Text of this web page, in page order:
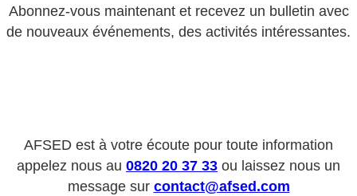
Abonnez-vous maintenant et recevez un bulletin avec
de nouveaux événements, des activités intéressantes.
AFSED est à votre écoute pour toute information
appelez nous au 0820 20 37 33 ou laissez nous un
message sur contact@afsed.com